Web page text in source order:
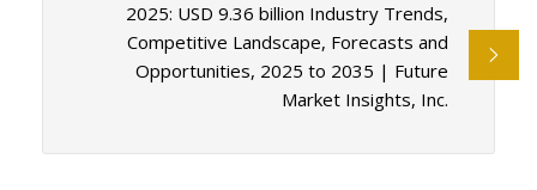
2025: USD 9.36 billion Industry Trends,
Competitive Landscape, Forecasts and
Opportunities, 2025 to 2035 | Future
Market Insights, Inc.